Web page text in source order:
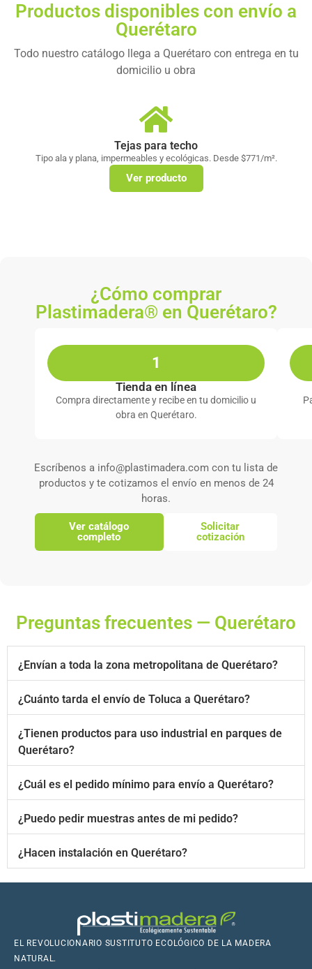
Productos disponibles con envío a
Querétaro
Todo nuestro catálogo llega a Querétaro con entrega en tu
domicilio u obra
Tejas para techo
Tipo ala y plana, impermeables y ecológicas. Desde $771/m².
Ver producto
¿Cómo comprar
Plastimadera® en Querétaro?
1
Tienda en línea
Compra directamente y recibe en tu domicilio u
obra en Querétaro.
Escríbenos a info@plastimadera.com con tu lista de
productos y te cotizamos el envío en menos de 24
horas.
Ver catálogo
completo
Solicitar
cotización
Preguntas frecuentes — Querétaro
¿Envían a toda la zona metropolitana de Querétaro?
¿Cuánto tarda el envío de Toluca a Querétaro?
¿Tienen productos para uso industrial en parques de
Querétaro?
¿Cuál es el pedido mínimo para envío a Querétaro?
¿Puedo pedir muestras antes de mi pedido?
¿Hacen instalación en Querétaro?
EL REVOLUCIONARIO SUSTITUTO ECOLÓGICO DE LA MADERA
NATURAL.